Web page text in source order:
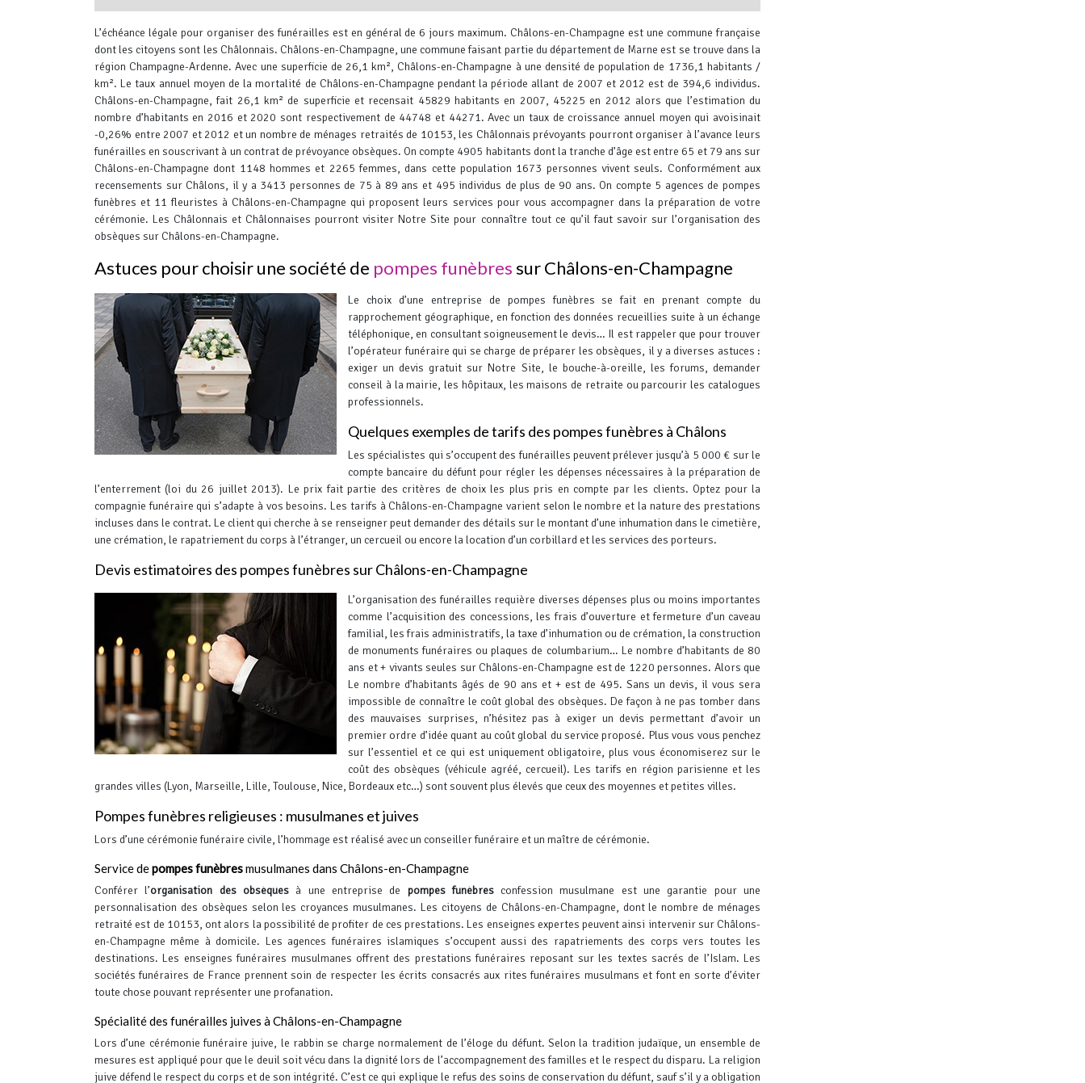
OpenStreetMap contributeurs
L’échéance légale pour organiser des funérailles est en général de 6 jours maximum. Châlons-en-Champagne est une commune française
dont les citoyens sont les Châlonnais. Châlons-en-Champagne, une commune faisant partie du département de Marne est se trouve dans la
région Champagne-Ardenne. Avec une superficie de 26,1 km², Châlons-en-Champagne à une densité de population de 1736,1 habitants /
km². Le taux annuel moyen de la mortalité de Châlons-en-Champagne pendant la période allant de 2007 et 2012 est de 394,6 individus.
Châlons-en-Champagne, fait 26,1 km² de superficie et recensait 45829 habitants en 2007, 45225 en 2012 alors que l’estimation du
nombre d’habitants en 2016 et 2020 sont respectivement de 44748 et 44271. Avec un taux de croissance annuel moyen qui avoisinait
-0,26% entre 2007 et 2012 et un nombre de ménages retraités de 10153, les Châlonnais prévoyants pourront organiser à l’avance leurs
funérailles en souscrivant à un contrat de prévoyance obsèques. On compte 4905 habitants dont la tranche d’âge est entre 65 et 79 ans sur
Châlons-en-Champagne dont 1148 hommes et 2265 femmes, dans cette population 1673 personnes vivent seuls. Conformément aux
recensements sur Châlons, il y a 3413 personnes de 75 à 89 ans et 495 individus de plus de 90 ans. On compte 5 agences de pompes
funèbres et 11 fleuristes à Châlons-en-Champagne qui proposent leurs services pour vous accompagner dans la préparation de votre
cérémonie. Les Châlonnais et Châlonnaises pourront visiter Notre Site pour connaître tout ce qu’il faut savoir sur l’organisation des
obsèques sur Châlons-en-Champagne.
Astuces pour choisir une société de pompes funèbressur Châlons-en-Champagne
Le choix d’une entreprise de pompes funèbres se fait en prenant compte du
rapprochement géographique, en fonction des données recueillies suite à un échange
téléphonique, en consultant soigneusement le devis… Il est rappeler que pour trouver
l’opérateur funéraire qui se charge de préparer les obsèques, il y a diverses astuces :
exiger un devis gratuit sur Notre Site, le bouche-à-oreille, les forums, demander
conseil à la mairie, les hôpitaux, les maisons de retraite ou parcourir les catalogues
professionnels.
Quelques exemples de tarifs des pompes funèbres à Châlons
Les spécialistes qui s’occupent des funérailles peuvent prélever jusqu’à 5 000 € sur le
compte bancaire du défunt pour régler les dépenses nécessaires à la préparation de
l’enterrement (loi du 26 juillet 2013). Le prix fait partie des critères de choix les plus pris en compte par les clients. Optez pour la
compagnie funéraire qui s’adapte à vos besoins. Les tarifs à Châlons-en-Champagne varient selon le nombre et la nature des prestations
incluses dans le contrat. Le client qui cherche à se renseigner peut demander des détails sur le montant d’une inhumation dans le cimetière,
une crémation, le rapatriement du corps à l’étranger, un cercueil ou encore la location d’un corbillard et les services des porteurs.
Devis estimatoires des pompes funèbres sur Châlons-en-Champagne
L’organisation des funérailles requière diverses dépenses plus ou moins importantes
comme l’acquisition des concessions, les frais d’ouverture et fermeture d’un caveau
familial, les frais administratifs, la taxe d’inhumation ou de crémation, la construction
de monuments funéraires ou plaques de columbarium… Le nombre d’habitants de 80
ans et + vivants seules sur Châlons-en-Champagne est de 1220 personnes. Alors que
Le nombre d’habitants âgés de 90 ans et + est de 495. Sans un devis, il vous sera
impossible de connaître le coût global des obsèques. De façon à ne pas tomber dans
des mauvaises surprises, n’hésitez pas à exiger un devis permettant d’avoir un
premier ordre d’idée quant au coût global du service proposé. Plus vous vous penchez
sur l’essentiel et ce qui est uniquement obligatoire, plus vous économiserez sur le
coût des obsèques (véhicule agréé, cercueil). Les tarifs en région parisienne et les
grandes villes (Lyon, Marseille, Lille, Toulouse, Nice, Bordeaux etc…) sont souvent plus élevés que ceux des moyennes et petites villes.
Pompes funèbres religieuses : musulmanes et juives
Lors d’une cérémonie funéraire civile, l’hommage est réalisé avec un conseiller funéraire et un maître de cérémonie.
Service depompes funèbresmusulmanes dans Châlons-en-Champagne
Conférer l’organisation des obsèquesà une entreprise de pompes funèbresconfession musulmane est une garantie pour une
personnalisation des obsèques selon les croyances musulmanes. Les citoyens de Châlons-en-Champagne, dont le nombre de ménages
retraité est de 10153, ont alors la possibilité de profiter de ces prestations. Les enseignes expertes peuvent ainsi intervenir sur Châlons-
en-Champagne même à domicile. Les agences funéraires islamiques s’occupent aussi des rapatriements des corps vers toutes les
destinations. Les enseignes funéraires musulmanes offrent des prestations funéraires reposant sur les textes sacrés de l’Islam. Les
sociétés funéraires de France prennent soin de respecter les écrits consacrés aux rites funéraires musulmans et font en sorte d’éviter
toute chose pouvant représenter une profanation.
Spécialité des funérailles juives à Châlons-en-Champagne
Lors d’une cérémonie funéraire juive, le rabbin se charge normalement de l’éloge du défunt. Selon la tradition judaïque, un ensemble de
mesures est appliqué pour que le deuil soit vécu dans la dignité lors de l’accompagnement des familles et le respect du disparu. La religion
juive défend le respect du corps et de son intégrité. C’est ce qui explique le refus des soins de conservation du défunt, sauf s’il y a obligation